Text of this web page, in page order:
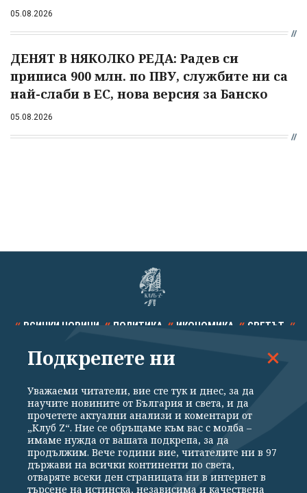
05.08.2026
ДЕНЯТ В НЯКОЛКО РЕДА: Радев си
приписа 900 млн. по ПВУ, службите ни са
най-слаби в ЕС, нова версия за Банско
05.08.2026
ВСИЧКИ НОВИНИ ПОЛИТИКА ИКОНОМИКА СВЕТЪТ
СПОРТ КУЛТУРА ТЕХНОЛОГИИ КАЛЕЙДОСКОП
Общи условия
Политика за поверителност
Реклама
Партньори Контакти
За Клуб Z
Подкрепете ни
Уважаеми читатели, вие сте тук и днес, за да
научите новините от България и света, и да
прочетете актуални анализи и коментари от
„Клуб Z“. Ние се обръщаме към вас с молба –
имаме нужда от вашата подкрепа, за да
продължим. Вече години вие, читателите ни в 97
държави на всички континенти по света,
отваряте всеки ден страницата ни в интернет в
търсене на истинска, независима и качествена